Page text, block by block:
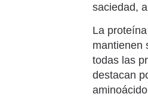
saciedad,
La
mantienen
todas las
destacan